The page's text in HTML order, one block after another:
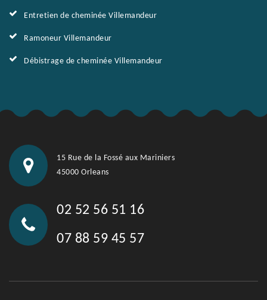
Entretien de cheminée Villemandeur
Ramoneur Villemandeur
Débistrage de cheminée Villemandeur
15 Rue de la Fossé aux Mariniers
45000 Orleans
02 52 56 51 16
07 88 59 45 57